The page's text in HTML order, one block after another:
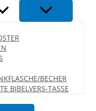
BECHER
BIBELVERS-TASSE